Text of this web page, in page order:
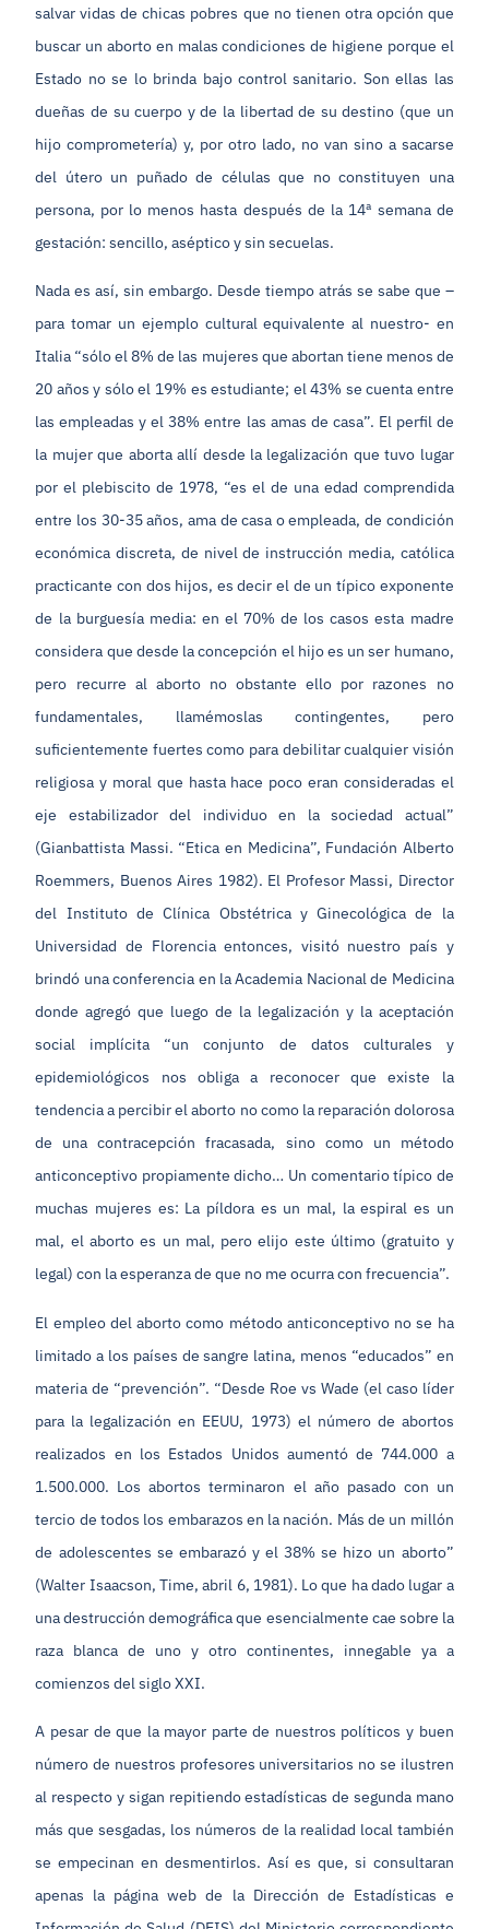
salvar vidas de chicas pobres que no tienen otra opción que
buscar un aborto en malas condiciones de higiene porque el
Estado no se lo brinda bajo control sanitario. Son ellas las
dueñas de su cuerpo y de la libertad de su destino (que un
hijo comprometería) y, por otro lado, no van sino a sacarse
del útero un puñado de células que no constituyen una
persona, por lo menos hasta después de la 14ª semana de
gestación: sencillo, aséptico y sin secuelas.
Nada es así, sin embargo. Desde tiempo atrás se sabe que –
para tomar un ejemplo cultural equivalente al nuestro- en
Italia “sólo el 8% de las mujeres que abortan tiene menos de
20 años y sólo el 19% es estudiante; el 43% se cuenta entre
las empleadas y el 38% entre las amas de casa”. El perfil de
la mujer que aborta allí desde la legalización que tuvo lugar
por el plebiscito de 1978, “es el de una edad comprendida
entre los 30-35 años, ama de casa o empleada, de condición
económica discreta, de nivel de instrucción media, católica
practicante con dos hijos, es decir el de un típico exponente
de la burguesía media: en el 70% de los casos esta madre
considera que desde la concepción el hijo es un ser humano,
pero recurre al aborto no obstante ello por razones no
fundamentales, llamémoslas contingentes, pero
suficientemente fuertes como para debilitar cualquier visión
religiosa y moral que hasta hace poco eran consideradas el
eje estabilizador del individuo en la sociedad actual”
(Gianbattista Massi. “Etica en Medicina”, Fundación Alberto
Roemmers, Buenos Aires 1982). El Profesor Massi, Director
del Instituto de Clínica Obstétrica y Ginecológica de la
Universidad de Florencia entonces, visitó nuestro país y
brindó una conferencia en la Academia Nacional de Medicina
donde agregó que luego de la legalización y la aceptación
social implícita “un conjunto de datos culturales y
epidemiológicos nos obliga a reconocer que existe la
tendencia a percibir el aborto no como la reparación dolorosa
de una contracepción fracasada, sino como un método
anticonceptivo propiamente dicho… Un comentario típico de
muchas mujeres es: La píldora es un mal, la espiral es un
mal, el aborto es un mal, pero elijo este último (gratuito y
legal) con la esperanza de que no me ocurra con frecuencia”.
El empleo del aborto como método anticonceptivo no se ha
limitado a los países de sangre latina, menos “educados” en
materia de “prevención”. “Desde Roe vs Wade (el caso líder
para la legalización en EEUU, 1973) el número de abortos
realizados en los Estados Unidos aumentó de 744.000 a
1.500.000. Los abortos terminaron el año pasado con un
tercio de todos los embarazos en la nación. Más de un millón
de adolescentes se embarazó y el 38% se hizo un aborto”
(Walter Isaacson, Time, abril 6, 1981). Lo que ha dado lugar a
una destrucción demográfica que esencialmente cae sobre la
raza blanca de uno y otro continentes, innegable ya a
comienzos del siglo XXI.
A pesar de que la mayor parte de nuestros políticos y buen
número de nuestros profesores universitarios no se ilustren
al respecto y sigan repitiendo estadísticas de segunda mano
más que sesgadas, los números de la realidad local también
se empecinan en desmentirlos. Así es que, si consultaran
apenas la página web de la Dirección de Estadísticas e